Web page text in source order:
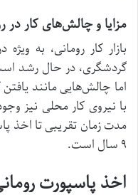
مزایا و چالش‌های کار در
گردشگری، در حال رشد
اما چالش‌هایی مانند
با نیروی کار محلی نیز
۹ سال است.
اخذ پاسپورت